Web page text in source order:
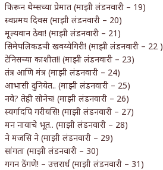
फिरून थेम्सच्या प्रेमात (माझी लंडनवारी – 19)
स्वप्नमय दिवस (माझी लंडनवारी – 20)
मूल्यवान ठेवा! (माझी लंडनवारी – 21)
सिमेपलिकडची खवय्येगिरी! (माझी लंडनवारी – 22 )
टेनिसच्या काशीत!! (माझी लंडनवारी – 23)
तंत्र आणि मंत्र (माझी लंडनवारी – 24)
आभासी दुनियेत.. (माझी लंडनवारी – 25)
नवे? तेही सोनेच! (माझी लंडनवारी – 26)
स्वर्गादपि गरीयसि! (माझी लंडनवारी – 27)
मन नावाचे भूत.. (माझी लंडनवारी – 28)
ने मजसि ने (माझी लंडनवारी – 29)
सांगता (माझी लंडनवारी – 30)
गगन ठेंगणे! – उत्तरार्ध (माझी लंडनवारी – 31)